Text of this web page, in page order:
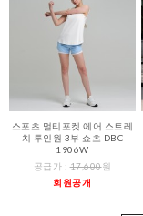
스포츠 멀티포켓 에어 스트레
치 투인원 3부 쇼츠 DBC
1906W
공급가 :17,600원
회원공개